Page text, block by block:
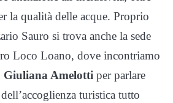
la qualità delle acque. Proprio
Sauro si trova anche la sede
Loco Loano, dove incontriamo
Amelotti per parlare
turistica tutto